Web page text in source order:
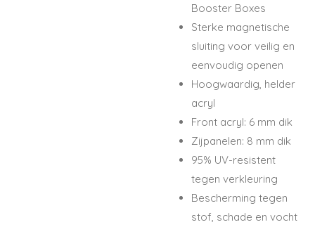
Booster Boxes
Sterke magnetische
sluiting voor veilig en
eenvoudig openen
Hoogwaardig, helder
acryl
Front acryl: 6 mm dik
Zijpanelen: 8 mm dik
95% UV-resistent
tegen verkleuring
Bescherming tegen
stof, schade en vocht